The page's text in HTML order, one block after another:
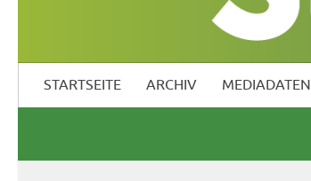
STARTSEITE ARCHIV MEDIADATEN